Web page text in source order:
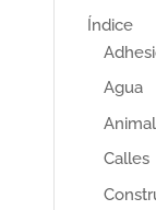
Índice
Agua
Calles